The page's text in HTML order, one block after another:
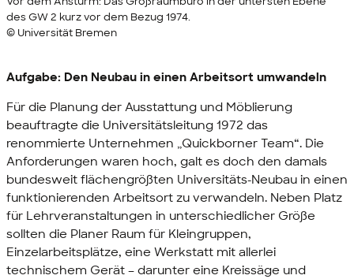
des GW 2 kurz vor dem Bezug 1974.
© Universität Bremen
Aufgabe: Den Neubau in einen Arbeitsort umwandeln
Für die Planung der Ausstattung und Möblierung
beauftragte die Universitätsleitung 1972 das
renommierte Unternehmen „Quickborner Team“. Die
Anforderungen waren hoch, galt es doch den damals
bundesweit flächengrößten Universitäts-Neubau in einen
funktionierenden Arbeitsort zu verwandeln. Neben Platz
für Lehrveranstaltungen in unterschiedlicher Größe
sollten die Planer Raum für Kleingruppen,
Einzelarbeitsplätze, eine Werkstatt mit allerlei
technischem Gerät – darunter eine Kreissäge und